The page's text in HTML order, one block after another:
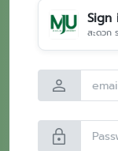
Sign
สะดวก
person
lock